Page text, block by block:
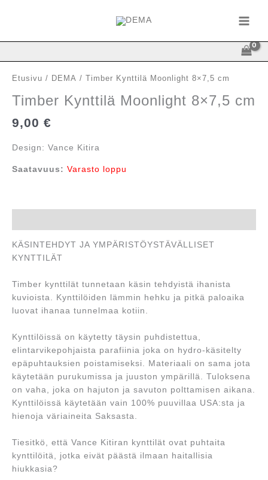
Etusivu / DEMA / Timber Kynttilä Moonlight 8×7,5 cm
Timber Kynttilä Moonlight 8×7,5 cm
9,00 €
Design: Vance Kitira
Saatavuus: Varasto loppu
KÄSINTEHDYT JA YMPÄRISTÖYSTÄVÄLLISET
KYNTTILÄT
Timber kynttilät tunnetaan käsin tehdyistä ihanista
kuvioista. Kynttilöiden lämmin hehku ja pitkä paloaika
luovat ihanaa tunnelmaa kotiin.
Kynttilöissä on käytetty täysin puhdistettua,
elintarvikepohjaista parafiinia joka on hydro-käsitelty
epäpuhtauksien poistamiseksi. Materiaali on sama jota
käytetään purukumissa ja juuston ympärillä. Tuloksena
on vaha, joka on hajuton ja savuton polttamisen aikana.
Kynttilöissä käytetään vain 100% puuvillaa USA:sta ja
hienoja väriaineita Saksasta.
Tiesitkö, että Vance Kitiran kynttilät ovat puhtaita
kynttilöitä, jotka eivät päästä ilmaan haitallisia
hiukkasia?